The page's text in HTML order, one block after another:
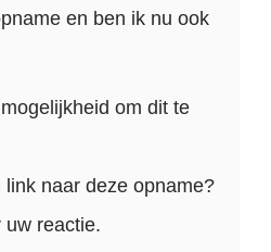
en ben ik nu ook
om dit te
naar deze opname?
uw reactie.